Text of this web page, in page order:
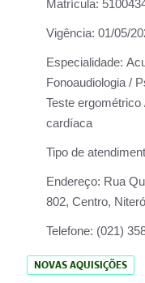
Matrícula:
Vigência: 01/05/
Especialidade:
Fonoaudiologia /
Teste
cardíaca
Tipo de
Endereço: Rua
802, Centro,
Telefone: (021)
NOVAS AQUISIÇÕES